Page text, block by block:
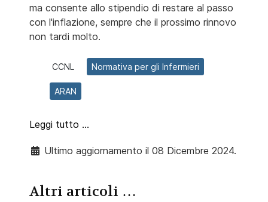
ma consente allo stipendio di restare al passo
con l'inflazione, sempre che il prossimo rinnovo
non tardi molto.
CCNL Normativa per gli Infermieri
ARAN
Leggi tutto …
Ultimo aggiornamento il 08 Dicembre 2024.
Altri articoli …